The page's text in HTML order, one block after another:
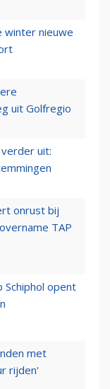
winter nieuwe
uit Golfregio
uit:
onrust bij
TAP
Schiphol opent
met
rijden'